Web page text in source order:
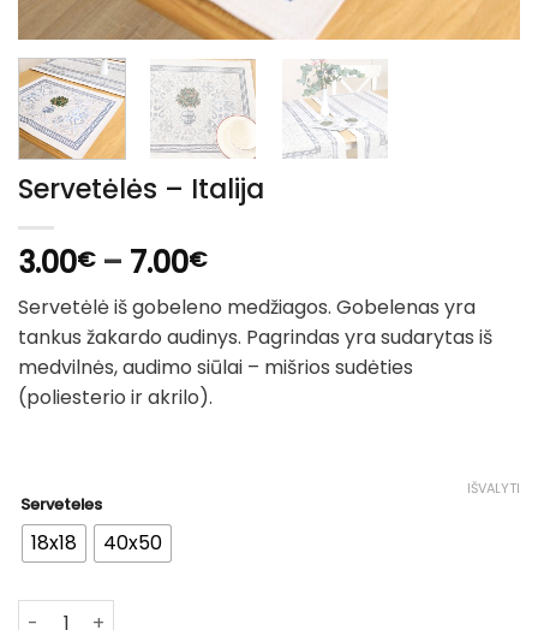
Servetėlės – Italija
3.00€ – 7.00€Price
range:
3.00€
through
7.00€
Servetėlė iš gobeleno medžiagos. Gobelenas yra
tankus žakardo audinys. Pagrindas yra sudarytas iš
medvilnės, audimo siūlai – mišrios sudėties
(poliesterio ir akrilo).
Serveteles
18x18 40x50
IŠVALYTI
produkto kiekis: Servetėlės - Italija